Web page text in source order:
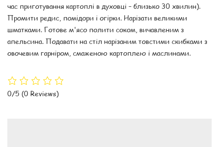
час приготування картоплі в духовці – близько 30 хвилин).
Промити редис, помідори і огірки. Нарізати великими
шматками. Готове м'ясо полити соком, вичавленим з
апельсина. Подавати на стіл нарізаним товстими скибками з
овочевим гарніром, смаженою картоплею і маслинами.
0/5 (0 Reviews)